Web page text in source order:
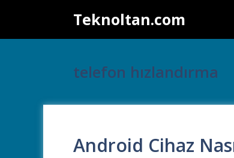
Teknoltan.com
telefon hızlandırma
Android Cihaz